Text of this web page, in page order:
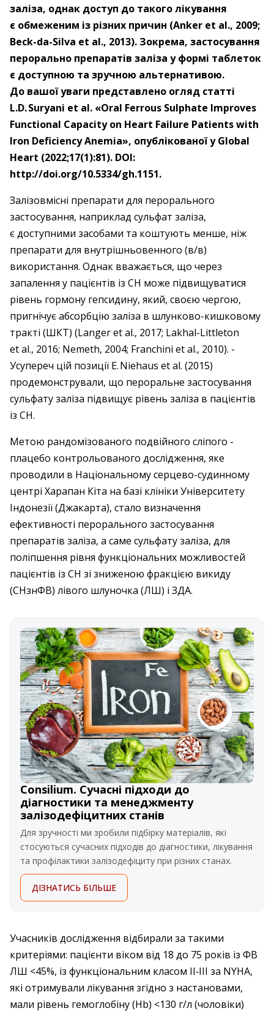
заліза, однак доступ до такого лікування
є обмеженим із різних причин (Anker et al., 2009;
Beck-da-Silva et al., 2013). Зокрема, застосування
перорально препаратів заліза у формі таблеток
є доступною та зручною альтернативою.
До вашої уваги представлено огляд статті
L.D. Suryani et al. «Oral Ferrous Sulphate Improves
Functional Capacity on Heart Failure Patients with
Iron Deficiency Anemia», опублікованої у Global
Heart (2022;17(1):81). DOI:
http://doi.org/10.5334/gh.1151.
Залізовмісні препарати для ­перорального
застосування, наприклад сульфат заліза,
є доступними засобами та коштують менше, ніж
препарати для внутрішньовенного (в/в)
використання. ­Однак вважається, що через
запалення у пацієнтів із СН може підвищуватися
рівень гормону ­гепсидину, який, своєю чергою,
пригнічує абсорбцію ­заліза в шлунково-кишковому
­тракті (ШКТ) (Langer et al., 2017; Lakhal-Littleton
et al., 2016; Nemeth, 2004; Franchini et al., 2010). ­
Усупереч цій ­позиції Е. Niehaus et al. (2015)
продемонстрували, що пер­оральне застосування
сульфату заліза підвищує рівень заліза в пацієнтів
із СН.
Метою рандомізованого подвійного слі­пого ­
плацебо контрольованого дослід­жен­ня, яке
проводили в Національному серцево-­судинному
центрі Харапан Кіта на базі клі­ніки Універси­тету
Індонезії (Джакарта), ­стало визначення
ефективності перорального ­застосування
препаратів заліза, а саме суль­фату заліза, для
поліпшення рівня функціональних можливостей
пацієнтів із СН зі зниженою фракцією викиду
(СНзнФВ) лівого шлуночка (ЛШ) і ЗДА.
Consilium. Сучасні підходи до
діагностики та менеджменту
залізодефіцитних станів
Для зручності ми зробили підбірку матеріалів, які
стосуються сучасних підходів до діагностики, лікування
та профілактики залізодефіциту при різних станах.
ДІЗНАТИСЬ БІЛЬШЕ
Учасників дослід­жен­ня відбирали за такими
критеріями: ­пацієнти віком від 18 до 75 років із ФВ
ЛШ <45%, із функціональним класом II‑III за NYHA,
які отри­мували ліку­вання ­згідно з настановами,
мали рівень ­гемоглобіну (Hb) <130 г/л (чоловіки)